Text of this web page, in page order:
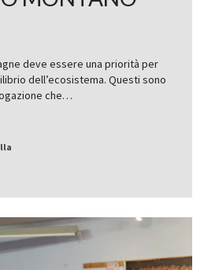
deve essere una priorità per
dell’ecosistema. Questi sono
che…